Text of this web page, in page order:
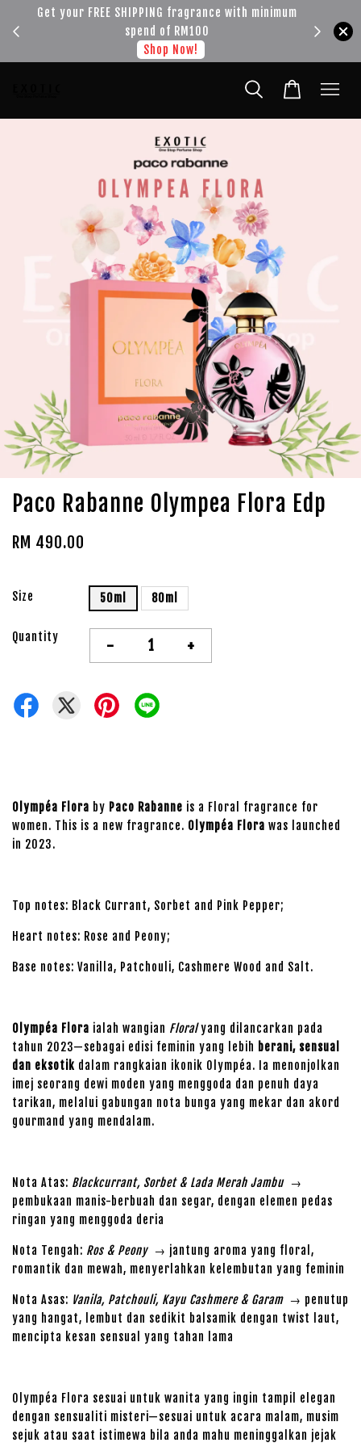
Get your FREE SHIPPING fragrance with minimum
spend of RM100
Shop Now!
Paco Rabanne Olympea Flora Edp
RM 490.00
Size 50ml 80ml
Quantity - +
Olympéa Flora by Paco Rabanne is a Floral fragrance for
women. This is a new fragrance. Olympéa Flora was launched
in 2023.
Top notes: Black Currant, Sorbet and Pink Pepper;
Heart notes: Rose and Peony;
Base notes: Vanilla, Patchouli, Cashmere Wood and Salt.
Olympéa Flora ialah wangian Floralyang dilancarkan pada
tahun 2023—sebagai edisi feminin yang lebih berani, sensual
dan eksotik dalam rangkaian ikonik Olympéa. Ia menonjolkan
imej seorang dewi moden yang menggoda dan penuh daya
tarikan, melalui gabungan nota bunga yang mekar dan akord
gourmand yang mendalam.
Nota Atas: Blackcurrant, Sorbet & Lada Merah Jambu→
pembukaan manis-berbuah dan segar, dengan elemen pedas
ringan yang menggoda deria
Nota Tengah: Ros & Peony→ jantung aroma yang floral,
romantik dan mewah, menyerlahkan kelembutan yang feminin
Nota Asas: Vanila, Patchouli, Kayu Cashmere & Garam→ penutup
yang hangat, lembut dan sedikit balsamik dengan twist laut,
mencipta kesan sensual yang tahan lama
Olympéa Flora sesuai untuk wanita yang ingin tampil elegan
dengan sensualiti misteri—sesuai untuk acara malam, musim
sejuk atau saat istimewa bila anda mahu meninggalkan jejak